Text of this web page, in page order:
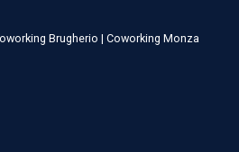
Brugherio | Coworking Monza